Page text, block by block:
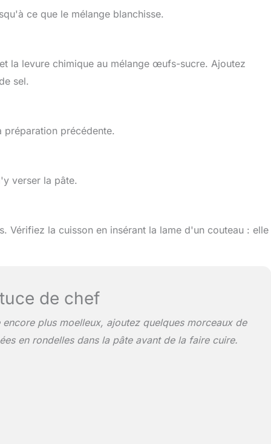
ce que le mélange blanchisse.
la levure chimique au mélange œufs-sucre. Ajoutez
sel.
précédente.
verser la pâte.
Vérifiez la cuisson en insérant la lame d'un couteau : elle
de chef
encore plus moelleux, ajoutez quelques morceaux de
en rondelles dans la pâte avant de la faire cuire.